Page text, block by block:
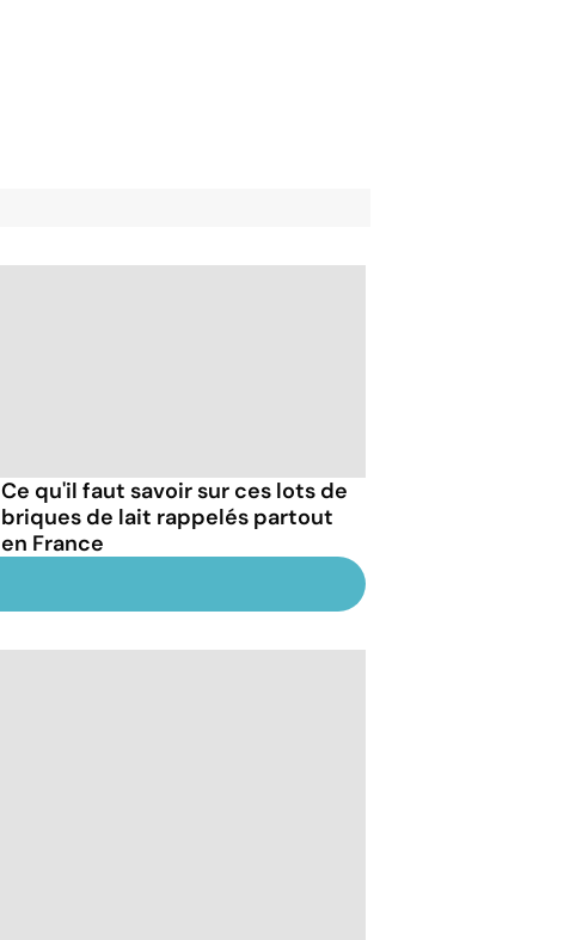
Ce qu'il faut savoir sur ces lots de
briques de lait rappelés partout
en France